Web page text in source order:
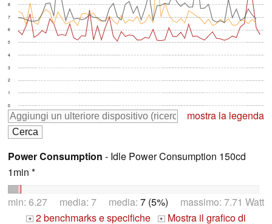
0
1
2
3
4
5
6
7
8
mostra la legenda
Power Consumption - Idle Power Consumption 150cd
1min *
min: 6.27 media: 7 media: 7 (5%) massimo: 7.71 Watt
+ 2 benchmarks e specifiche + Mostra il grafico di